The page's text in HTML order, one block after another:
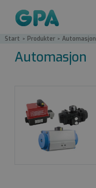
Start / Produkter / Automasjon
Automasjon